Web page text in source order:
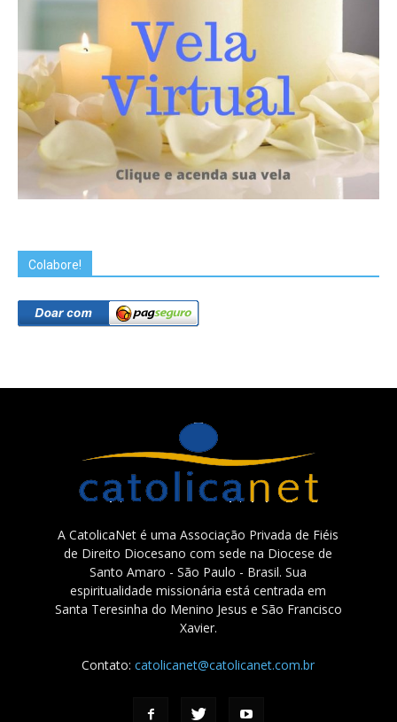
Colabore!
A CatolicaNet é uma Associação Privada de Fiéis
de Direito Diocesano com sede na Diocese de
Santo Amaro - São Paulo - Brasil. Sua
espiritualidade missionária está centrada em
Santa Teresinha do Menino Jesus e São Francisco
Xavier.
Contato:catolicanet@catolicanet.com.br